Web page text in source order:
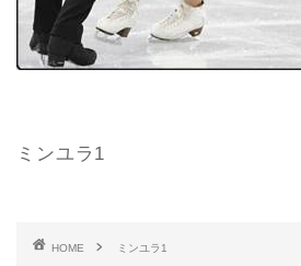
ミンユラ1
HOME ミンユラ1